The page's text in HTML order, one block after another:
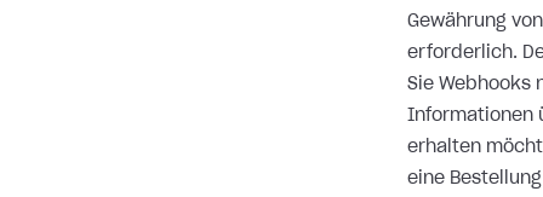
Gewährung
erforderlich.
Sie Webhooks
Informationen
erhalten
eine